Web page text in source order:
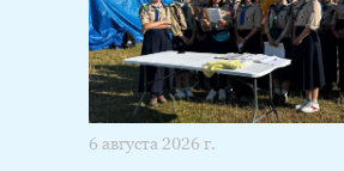
6 августа 2026 г.